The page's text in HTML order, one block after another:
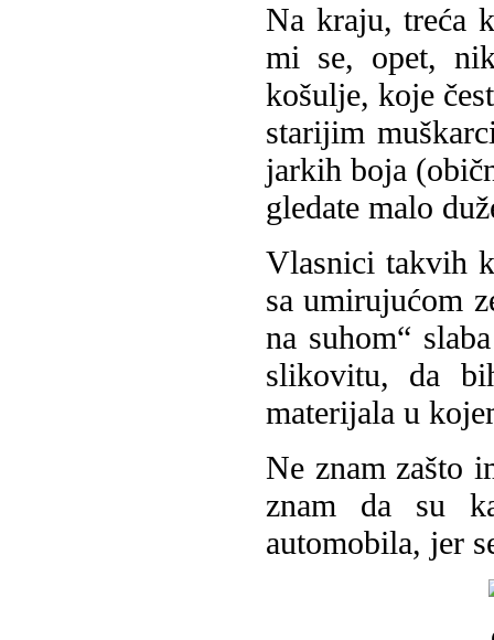
Na kraju, treća
mi se, opet,
košulje, koje
starijim
jarkih boja
gledate malo
Vlasnici takvih
sa umirujućom
na suhom“
slikovitu, da
materijala u
Ne znam zašto
znam da su
automobila, jer